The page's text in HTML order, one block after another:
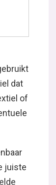
dat
of
juiste